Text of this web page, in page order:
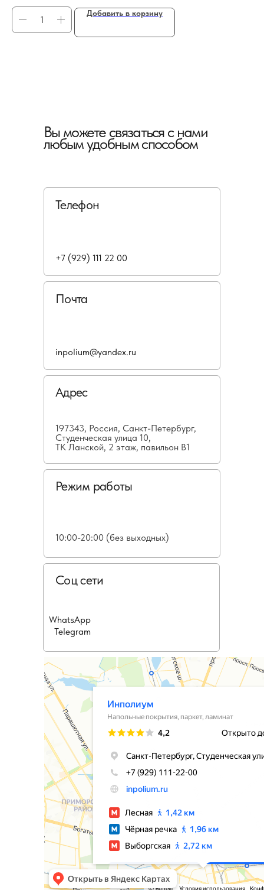
Добавить в корзину
Вы можете связаться с нами
любым удобным способом
Телефон
Почта
Адрес
197343, Россия, Санкт-Петербург,
Студенческая улица 10,
ТК Ланской, 2 этаж, павильон В1
Режим работы
10:00-20:00 (без выходных)
Соц сети
+7 (929) 111 22 00
inpolium@yandex.ru
WhatsApp
Telegram